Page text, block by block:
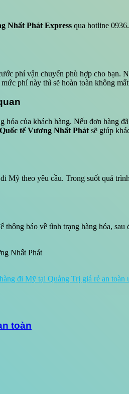
Nhất Phát Express qua hotline
phí vận chuyển phù hợp cho bạn.
phí này thì sẽ hoàn toàn không
của khách hàng. Nếu đơn hàng
tế Vương Nhất Phát sẽ giúp
Mỹ theo yêu cầu. Trong suốt quá
báo về tình trạng hàng hóa,
Nhất Phát
đi Mỹ tại Quảng Trị giá rẻ an toàn
toàn